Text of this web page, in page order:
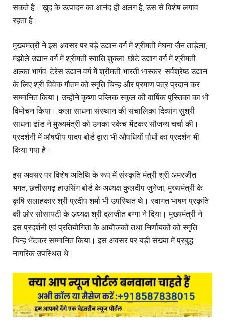
सकते हैं। खुद के उत्पादन का आनंद ही अलग है, उस से विशेष लगाव
रहता है।
मुख्यमंत्री ने इस अवसर पर बड़े उद्यान वर्ग में श्रीमती मेघना जैन ताड़ेला,
मंझोले उद्यान वर्ग में श्रीमती स्वाति शुक्ला, छोटे उद्याग वर्ग में श्रीमती
अल्का भार्गव, टेरेस उद्यान वर्ग में श्रीमती भारती भास्कर, सर्वश्रेष्ठ उद्यान
के लिए श्री विवेक गौतम को स्मृति चिन्ह और प्रमाण पत्र प्रदान कर
सम्मानित किया। उन्होंने कृष्णा पब्लिक स्कूल की वार्षिक पुस्तिका का भी
विमोचन किया। कला साधना संस्थान की संचालिका दिव्यांग सुश्री
साधना ढांड ने मुख्यमंत्री को उनका स्केच भेंटकर सौजन्य चर्चा की।
प्रदर्शनी में औषधीय पादप बोर्ड द्वारा भी औषधियों पौधों का प्रदर्शन भी
किया गया है।
इस अवसर पर विशेष अतिथि के रूप में संस्कृति मंत्री श्री अमरजीत
भगत, छत्तीसगढ़ हाउसिंग बोर्ड के अध्यक्ष कुलदीप जुनेजा, मुख्यमंत्री के
कृषि सलाहकार श्री प्रदीप शर्मा भी उपस्थित थे। स्वागत भाषण प्रकृति
की ओर सोसायटी के अध्यक्ष श्री दलजीत बग्गा ने दिया। मुख्यमंत्री ने
इस प्रदर्शनी एवं प्रतियोगिता के आयोजकों तथा निर्णायकों को स्मृति
चिन्ह भेंटकर सम्मानित किया। इस अवसर पर बड़ी संख्या में प्रबुद्ध
नागरिक उपस्थित थे।